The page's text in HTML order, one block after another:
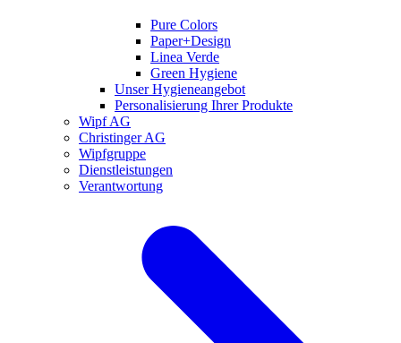
Pure Colors
Paper+Design
Linea Verde
Green Hygiene
Unser Hygieneangebot
Personalisierung Ihrer Produkte
Wipf AG
Christinger AG
Wipfgruppe
Dienstleistungen
Verantwortung